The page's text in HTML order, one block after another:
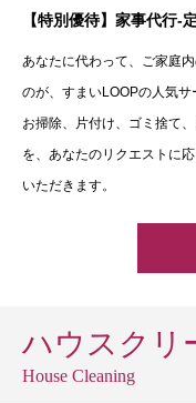
【特別優待】家事代行-
あなたに代わって、ご家庭
のが、すまいLOOPの人気サ
お掃除、片付け、ゴミ捨て
を、あなたのリクエストに
いただきます。
ハウスクリ
House Cleaning